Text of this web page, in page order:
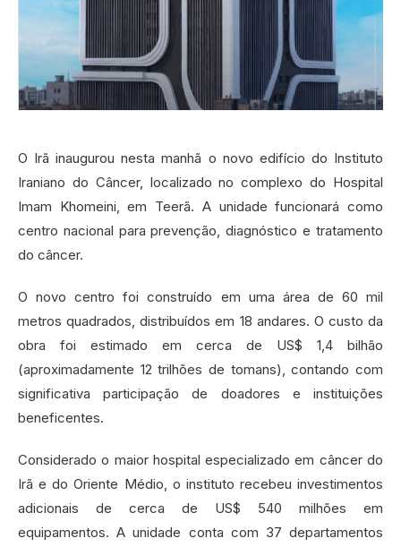
O Irã inaugurou nesta manhã o novo edifício do Instituto
Iraniano do Câncer, localizado no complexo do Hospital
Imam Khomeini, em Teerã. A unidade funcionará como
centro nacional para prevenção, diagnóstico e tratamento
do câncer.
O novo centro foi construído em uma área de 60 mil
metros quadrados, distribuídos em 18 andares. O custo da
obra foi estimado em cerca de US$ 1,4 bilhão
(aproximadamente 12 trilhões de tomans), contando com
significativa participação de doadores e instituições
beneficentes.
Considerado o maior hospital especializado em câncer do
Irã e do Oriente Médio, o instituto recebeu investimentos
adicionais de cerca de US$ 540 milhões em
equipamentos. A unidade conta com 37 departamentos